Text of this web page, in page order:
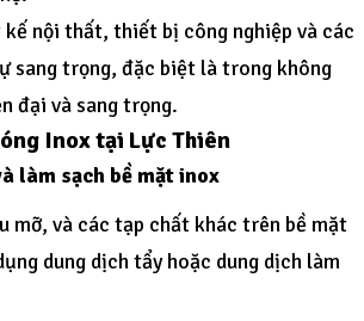
nội thất, thiết bị công nghiệp và các
sang trọng, đặc biệt là trong không
đại và sang trọng.
Inox tại Lực Thiên
làm sạch bề mặt inox
mỡ, và các tạp chất khác trên bề mặt
dung dịch tẩy hoặc dung dịch làm